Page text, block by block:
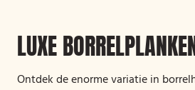
LUXE
Ontdek de enorme variatie in